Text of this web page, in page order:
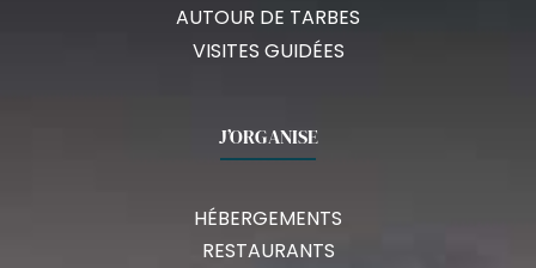
AUTOUR DE TARBES
VISITES GUIDÉES
J’ORGANISE
HÉBERGEMENTS
RESTAURANTS